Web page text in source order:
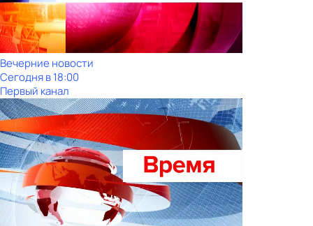
Вечерние новости
Сегодня в 18:00
Первый канал